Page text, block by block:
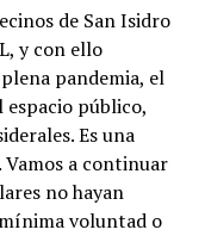
de San Isidro
y con ello
pandemia, el
público,
Es una
a continuar
no hayan
voluntad o